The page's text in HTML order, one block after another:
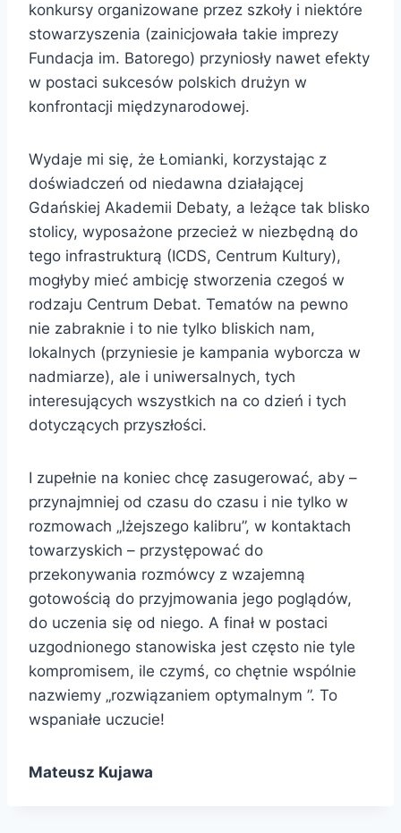
konkursy organizowane przez szkoły i niektóre
stowarzyszenia (zainicjowała takie imprezy
Fundacja im. Batorego) przyniosły nawet efekty
w postaci sukcesów polskich drużyn w
konfrontacji międzynarodowej.
Wydaje mi się, że Łomianki, korzystając z
doświadczeń od niedawna działającej
Gdańskiej Akademii Debaty, a leżące tak blisko
stolicy, wyposażone przecież w niezbędną do
tego infrastrukturą (ICDS, Centrum Kultury),
mogłyby mieć ambicję stworzenia czegoś w
rodzaju Centrum Debat. Tematów na pewno
nie zabraknie i to nie tylko bliskich nam,
lokalnych (przyniesie je kampania wyborcza w
nadmiarze), ale i uniwersalnych, tych
interesujących wszystkich na co dzień i tych
dotyczących przyszłości.
I zupełnie na koniec chcę zasugerować, aby –
przynajmniej od czasu do czasu i nie tylko w
rozmowach „lżejszego kalibru”, w kontaktach
towarzyskich – przystępować do
przekonywania rozmówcy z wzajemną
gotowością do przyjmowania jego poglądów,
do uczenia się od niego. A finał w postaci
uzgodnionego stanowiska jest często nie tyle
kompromisem, ile czymś, co chętnie wspólnie
nazwiemy „rozwiązaniem optymalnym ”. To
wspaniałe uczucie!
Mateusz Kujawa